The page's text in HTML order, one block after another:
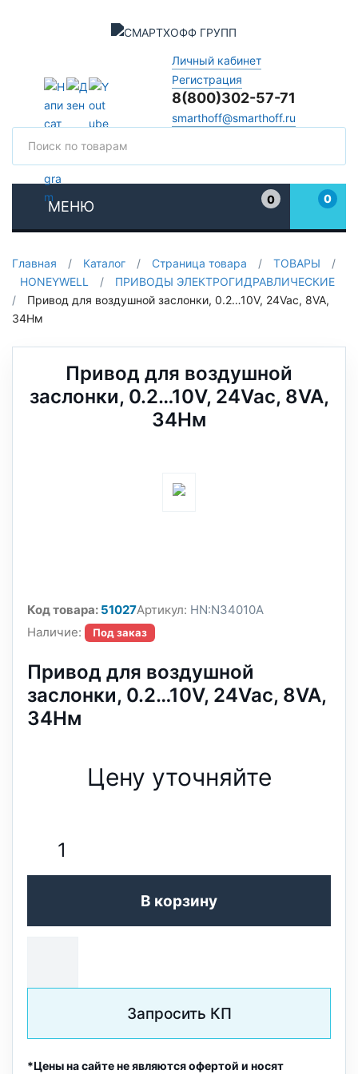
Личный кабинет
Регистрация
8(800)302-57-71
smarthoff@smarthoff.ru
МЕНЮ
0
0
Главная / Каталог / Страница товара / ТОВАРЫ
/
HONEYWELL
/
ПРИВОДЫ ЭЛЕКТРОГИДРАВЛИЧЕСКИЕ
/
Привод для воздушной заслонки, 0.2…10V, 24Vac, 8VA,
34Нм
Привод для воздушной
заслонки, 0.2…10V, 24Vac, 8VA,
34Нм
Код товара: 51027Артикул: HN:N34010A
Наличие:
Под заказ
Привод для воздушной
заслонки, 0.2…10V, 24Vac, 8VA,
34Нм
Цену уточняйте
В корзину
Запросить КП
*Цены на сайте не являются офертой и носят